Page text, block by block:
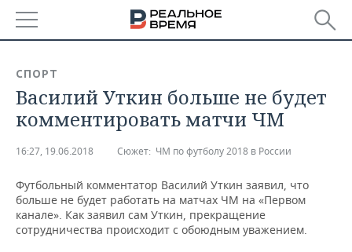
БАШКОРТОСТАН
ТАТАРСТАН
НОВОСТИ
АНАЛИТИКА
ДЕКЛАРАЦИИ О ДОХОДАХ
КОРОЛИ ГОСЗАКАЗА ПФО
НОВОСТИ ЭКОНОМИКИ
ФИНАНСЫ
ПРОМЫШЛЕННОСТЬ
НОВОСТИ
НЕДВИЖИМОСТЬ
СПОРТ
Василий Уткин больше не будет
комментировать матчи ЧМ
16:27, 19.06.2018 Сюжет: ЧМ по футболу 2018 в России
Футбольный комментатор Василий Уткин заявил, что
больше не будет работать на матчах ЧМ на «Первом
канале». Как заявил сам Уткин, прекращение
сотрудничества происходит с обоюдным уважением.